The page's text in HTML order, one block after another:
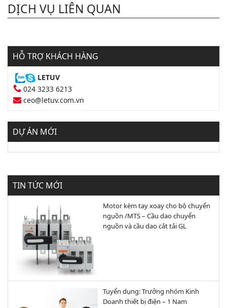
DỊCH VỤ LIÊN QUAN
HỖ TRỢ KHÁCH HÀNG
LETUV
024 3233 6213
ceo@letuv.com.vn
DỰ ÁN MỚI
TIN TỨC MỚI
Motor kèm tay xoay cho bộ chuyển
nguồn /MTS – Cầu dao chuyển
nguồn và cầu dao cắt tải GL
Tuyển dụng: Trưởng nhóm Kinh
Doanh thiết bị điện – 1 Nam